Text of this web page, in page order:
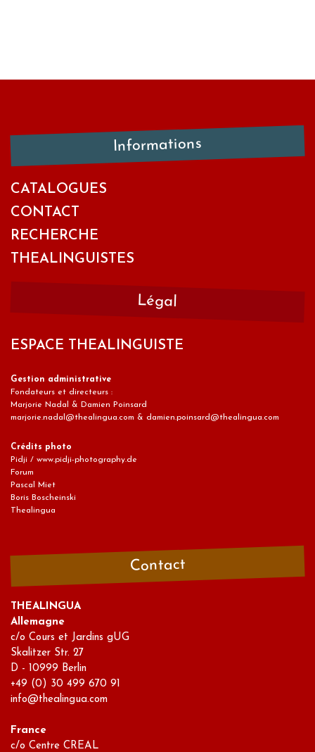
Informations
CATALOGUES
CONTACT
RECHERCHE
THEALINGUISTES
Légal
ESPACE THEALINGUISTE
Gestion administrative
Fondateurs et directeurs :
Marjorie Nadal & Damien Poinsard
marjorie.nadal@thealingua.com & damien.poinsard@thealingua.com
Crédits photo
Pidji / www.pidji-photography.de
Forum
Pascal Miet
Boris Boscheinski
Thealingua
Contact
THEALINGUA
Allemagne
c/o Cours et Jardins gUG
Skalitzer Str. 27
D - 10999 Berlin
+49 (0) 30 499 670 91
info@thealingua.com
France
c/o Centre CREAL